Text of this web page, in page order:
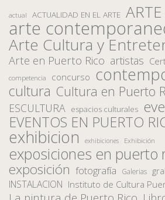
actual ACTUALIDAD EN EL ARTE ARTE
arte
Arte Cultura y
Arte en Puerto Rico artistas
competencia concurso
cultura Cultura en Puerto
ESCULTURA espacios culturales
EVENTOS EN PUERTO
exhibicion exhibiciones Exhibición
exposiciones en puerto
exposición fotografía Galerias
INSTALACION Instituto de Cultura